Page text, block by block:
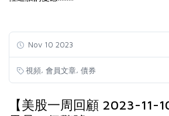
Nov 10 2023
視頻, 會員文章, 債券
【美股一周回顧 2023-11-